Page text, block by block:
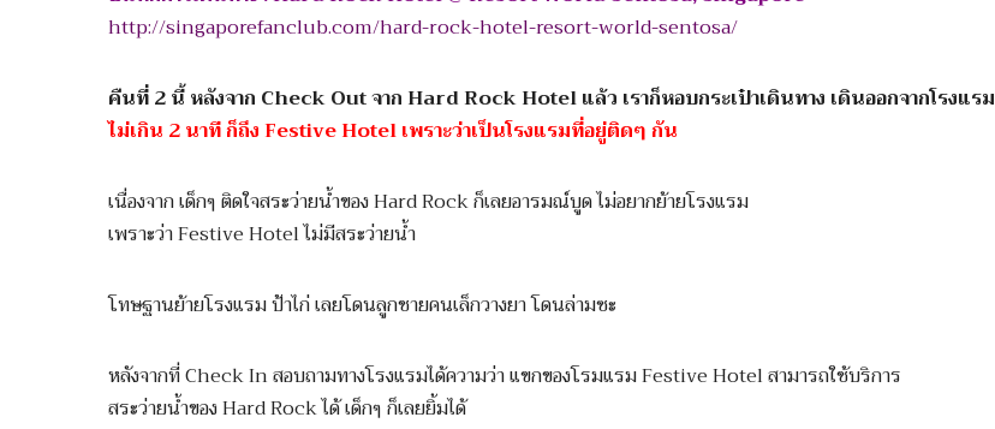
http://singaporefanclub.com/hard-rock-hotel-resort-world-sentosa/
คืนที่ 2 นี้ หลังจาก Check Out จาก Hard Rock Hotel แล้ว เราก็หอบกระเป๋าเดินทาง เดินออกจากโรงแรม
ไม่เกิน 2 นาที ก็ถึง Festive Hotel เพราะว่าเป็นโรงแรมที่อยู่ติดๆ กัน
เนื่องจาก เด็กๆ ติดใจสระว่ายน้ำของ Hard Rock ก็เลยอารมณ์บูด ไม่อยากย้ายโรงแรม
เพราะว่า Festive Hotel ไม่มีสระว่ายน้ำ
โทษฐานย้ายโรงแรม ป้าไก่ เลยโดนลูกชายคนเล็กวางยา โดนล่ามซะ
หลังจากที่ Check In สอบถามทางโรงแรมได้ความว่า แขกของโรมแรม Festive Hotel สามารถใช้บริการ
สระว่ายน้ำของ Hard Rock ได้ เด็กๆ ก็เลยยิ้มได้